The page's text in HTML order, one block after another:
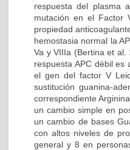
respuesta del plasma
mutación en el Factor
propiedad
hemostasia normal la
Va y VIIIa (Bertina et
respuesta APC débil es
el gen del factor V
sustitución guanina-
correspondiente
un cambio simple en
un cambio de bases
con altos niveles de
general y 8 en